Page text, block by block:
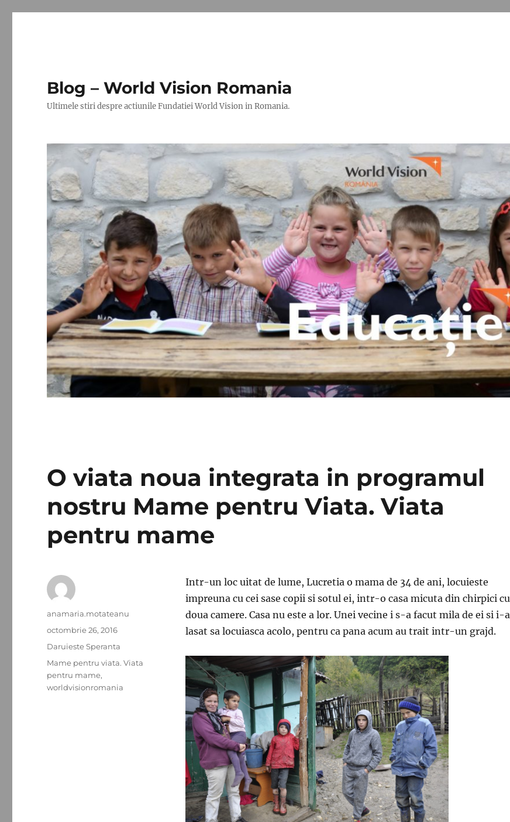
Blog – World Vision Romania
Ultimele stiri despre actiunile Fundatiei World Vision in Romania.
O viata noua integrata in programul
nostru Mame pentru Viata. Viata
pentru mame
Intr-un loc uitat de lume, Lucretia o mama de 34 de ani, locuieste
impreuna cu cei sase copii si sotul ei, intr-o casa micuta din chirpici cu
doua camere. Casa nu este a lor. Unei vecine i s-a facut mila de ei si i-a
lasat sa locuiasca acolo, pentru ca pana acum au trait intr-un grajd.
Autor
anamaria.motateanu
Publicat
octombrie 26, 2016
Categorii
Daruieste Speranta
Etichete
Mame pentru viata. Viata
pentru mame,
worldvisionromania